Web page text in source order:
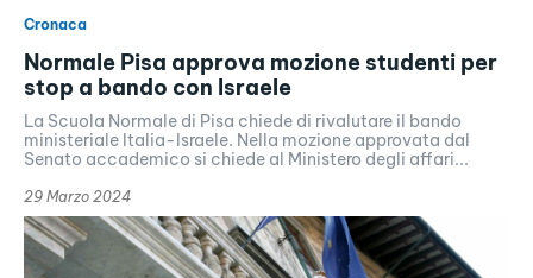
Cronaca
Normale Pisa approva mozione studenti per
stop a bando con Israele
La Scuola Normale di Pisa chiede di rivalutare il bando
ministeriale Italia-Israele. Nella mozione approvata dal
Senato accademico si chiede al Ministero degli affari...
29 Marzo 2024